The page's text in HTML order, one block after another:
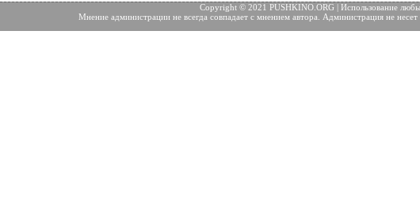
Copyright © 2021 PUSHKINO.ORG | Использование
Мнение администрации не всегда совпадает с мнением автора. Администрация не